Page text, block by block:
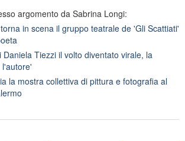
argomento da Sabrina Longi:
in scena il gruppo teatrale de 'Gli Scattiati'
Daniela Tiezzi il volto diventato virale, la
la mostra collettiva di pittura e fotografia al